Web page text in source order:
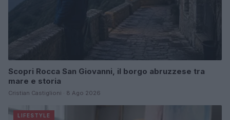
Scopri Rocca San Giovanni, il borgo abruzzese tra
mare e storia
Cristian Castiglioni · 8 Ago 2026
LIFESTYLE